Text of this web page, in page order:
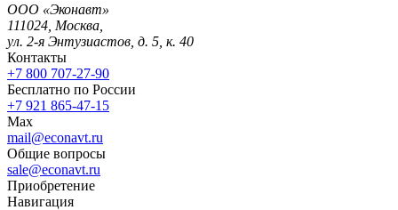
ООО «Эконавт»
111024 Москва
ул. 2-я Энтузиастов, д. 5, к. 40
Контакты
+7 800 707-27-90
Бесплатно по России
+7 921 865-47-15
Max
mail@econavt.ru
Общие вопросы
sale@econavt.ru
Приобретение
Навигация